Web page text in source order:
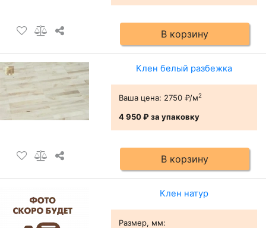
В корзину
Клен белый разбежка
Ваша цена: 2750 ₽/м2
4 950 ₽за упаковку
В корзину
Клен натур
Размер, мм: